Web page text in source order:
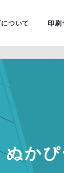
ついて 印刷
融・証券
ぬか